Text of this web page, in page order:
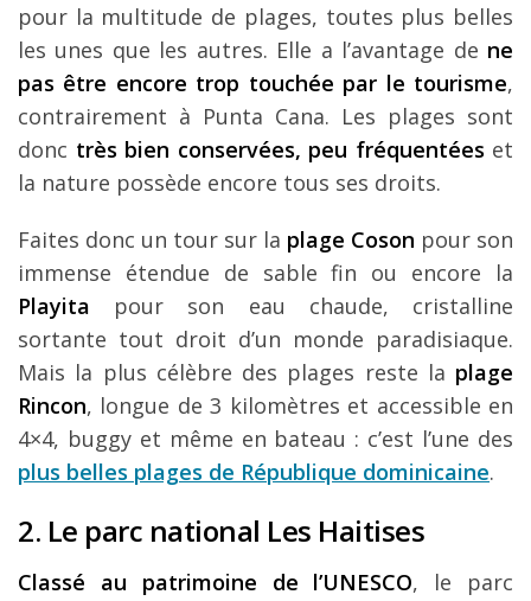
pour la multitude de plages, toutes plus belles
les unes que les autres. Elle a l’avantage de ne
pas être encore trop touchée par le tourisme,
contrairement à Punta Cana. Les plages sont
donc très bien conservées, peu fréquentées et
la nature possède encore tous ses droits.
Faites donc un tour sur la plage Coson pour son
immense étendue de sable fin ou encore la
Playita pour son eau chaude, cristalline
sortante tout droit d’un monde paradisiaque.
Mais la plus célèbre des plages reste la plage
Rincon, longue de 3 kilomètres et accessible en
4×4, buggy et même en bateau : c’est l’une des
plus belles plages de République dominicaine.
2. Le parc national Les Haitises
Classé au patrimoine de l’UNESCO, le parc